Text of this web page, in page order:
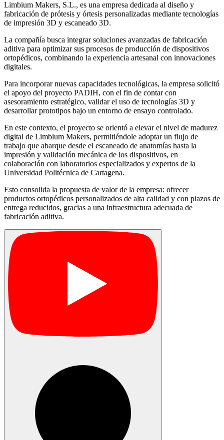
Limbium Makers, S.L., es una empresa dedicada al diseño y
fabricación de prótesis y órtesis personalizadas mediante tecnologías
de impresión 3D y escaneado 3D.
La compañía busca integrar soluciones avanzadas de fabricación
aditiva para optimizar sus procesos de producción de dispositivos
ortopédicos, combinando la experiencia artesanal con innovaciones
digitales.
Para incorporar nuevas capacidades tecnológicas, la empresa solicitó
el apoyo del proyecto PADIH, con el fin de contar con
asesoramiento estratégico, validar el uso de tecnologías 3D y
desarrollar prototipos bajo un entorno de ensayo controlado.
En este contexto, el proyecto se orientó a elevar el nivel de madurez
digital de Limbium Makers, permitiéndole adoptar un flujo de
trabajo que abarque desde el escaneado de anatomías hasta la
impresión y validación mecánica de los dispositivos, en
colaboración con laboratorios especializados y expertos de la
Universidad Politécnica de Cartagena.
Esto consolida la propuesta de valor de la empresa: ofrecer
productos ortopédicos personalizados de alta calidad y con plazos de
entrega reducidos, gracias a una infraestructura adecuada de
fabricación aditiva.